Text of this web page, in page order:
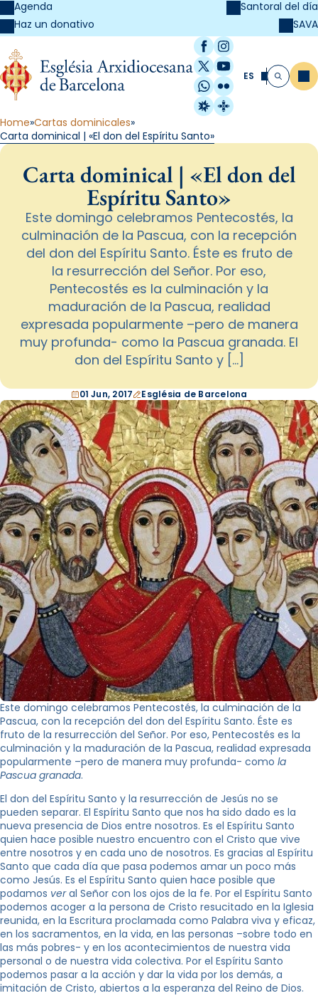
Agenda
Haz un donativo
Santoral del día
SAVA
Facebook
Instagram
X / Twitter
YouTube
WhatsApp
Flickr
Radio Estel
Catalunya
ES Buscar
Home Cartas dominicales
Carta dominical | «El don del Espíritu Santo»
Carta dominical | «El don del
Espíritu Santo»
Este domingo celebramos Pentecostés, la
culminación de la Pascua, con la recepción
del don del Espíritu Santo. Éste es fruto de
la resurrección del Señor. Por eso,
Pentecostés es la culminación y la
maduración de la Pascua, realidad
expresada popularmente –pero de manera
muy profunda- como la Pascua granada. El
don del Espíritu Santo y […]
01 Jun, 2017 Església de Barcelona
Este domingo celebramos Pentecostés, la culminación de la
Pascua, con la recepción del don del Espíritu Santo. Éste es
fruto de la resurrección del Señor. Por eso, Pentecostés es la
culminación y la maduración de la Pascua, realidad expresada
popularmente –pero de manera muy profunda- como la
Pascua granada.
El don del Espíritu Santo y la resurrección de Jesús no se
pueden separar. El Espíritu Santo que nos ha sido dado es la
nueva presencia de Dios entre nosotros. Es el Espíritu Santo
quien hace posible nuestro encuentro con el Cristo que vive
entre nosotros y en cada uno de nosotros. Es gracias al Espíritu
Santo que cada día que pasa podemos amar un poco más
como Jesús. Es el Espíritu Santo quien hace posible que
podamos veral Señor con los ojos de la fe. Por el Espíritu Santo
podemos acoger a la persona de Cristo resucitado en la Iglesia
reunida, en la Escritura proclamada como Palabra viva y eficaz,
en los sacramentos, en la vida, en las personas –sobre todo en
las más pobres- y en los acontecimientos de nuestra vida
personal o de nuestra vida colectiva. Por el Espíritu Santo
podemos pasar a la acción y dar la vida por los demás, a
imitación de Cristo, abiertos a la esperanza del Reino de Dios.